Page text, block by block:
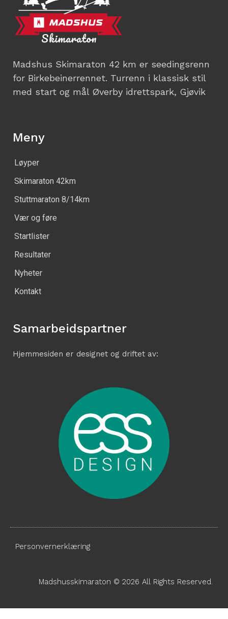
Madshus Skimaraton 42 km er seedingsrenn
for Birkebeinerrennet. Turrenn i klassisk stil
med start og mål Øverby idrettspark, Gjøvik
Meny
Løyper
Skimaraton 42km
Stuttmaraton 8/14km
Vær og føre
Startlister
Resultater
Nyheter
Kontakt
Samarbeidspartner
Hjemmesiden er designet og driftet av:
Personvernerklæring
Madshusskimaraton © 2026 All Rights Reserved.